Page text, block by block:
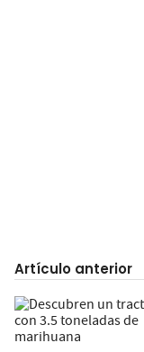
Artículo anterior